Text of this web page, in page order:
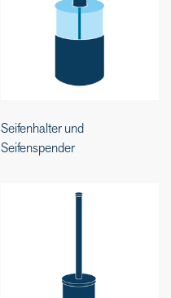
Seifenhalter und
Seifenspender